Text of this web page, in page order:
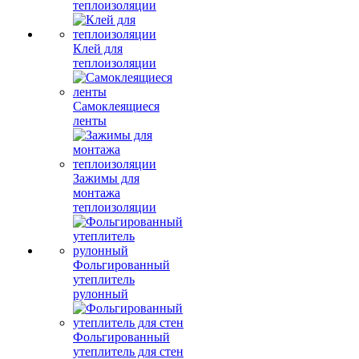
теплоизоляции
Клей для
теплоизоляции
Самоклеящиеся
ленты
Зажимы для
монтажа
теплоизоляции
Фольгированный
утеплитель
рулонный
Фольгированный
утеплитель для стен